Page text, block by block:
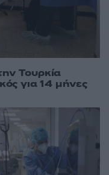
Τουρκία
για 14 μήνες